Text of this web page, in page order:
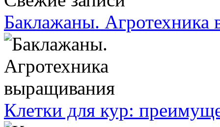
Баклажаны. Агротехника
Клетки для кур: